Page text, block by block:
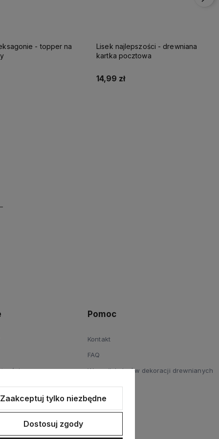
- topper na
Lisek najlepszości - drewniana
kartka pocztowa
14,99 zł
Pomoc
Kontakt
FAQ
Wzornik kolorów dekoracji drewnianych
Reklamacje
Blog
Zaakceptuj tylko niezbędne
Dostosuj zgody